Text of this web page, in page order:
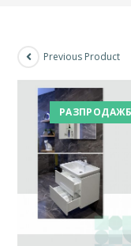
Previous Product